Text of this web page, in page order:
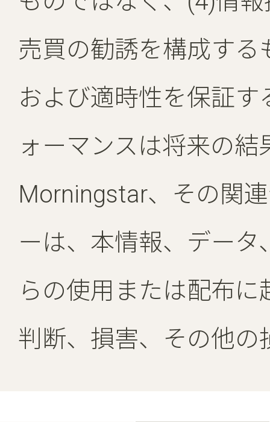
売買の勧誘を構成す
および適時性を保証
ォーマンスは将来の
Morningstar、その関
ーは、本情報、デー
らの使用または配布
判断、損害、その他の